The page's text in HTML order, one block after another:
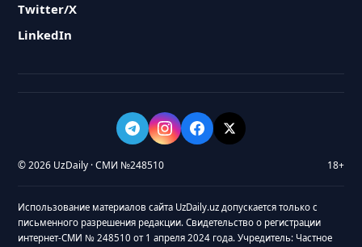
Twitter/X
LinkedIn
© 2026 UzDaily · СМИ №248510 18+
Использование материалов сайта UzDaily.uz допускается только с
письменного разрешения редакции. Свидетельство о регистрации
интернет-СМИ № 248510 от 1 апреля 2024 года. Учредитель: Частное